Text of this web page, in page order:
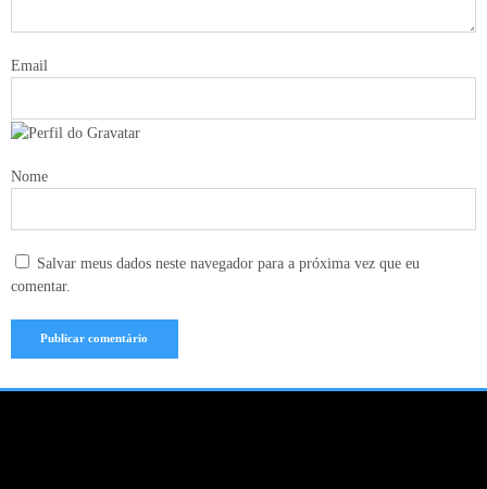
Email
Nome
Salvar meus dados neste navegador para a próxima vez que eu
comentar.